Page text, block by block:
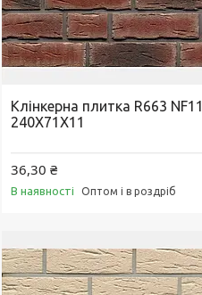
Купити
Клінкерна плитка R663 NF11
240X71X11
36,30 ₴
В наявності Оптом і в роздріб